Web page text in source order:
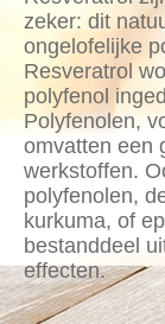
zeker: dit
ongelofelijke
Resveratrol
polyfenol
Polyfenolen,
omvatten een
werkstoffen.
polyfenolen,
kurkuma, of
bestanddeel
effecten.